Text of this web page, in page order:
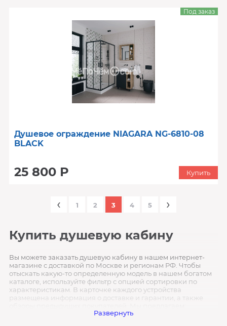
Душевое ограждение NIAGARA NG-6810-08
BLACK
25 800 Р
Под заказ
Купить
‹ 1 2 3 4 5 ›
Купить душевую кабину
Вы можете заказать душевую кабину в нашем интернет-
магазине с доставкой по Москве и регионам РФ. Чтобы
отыскать какую-то определенную модель в нашем богатом
каталоге, используйте фильтр с опцией сортировки по
характеристикам. В карточке каждого устройства
размещена информация о доставке и гарантии, а также
Развернуть